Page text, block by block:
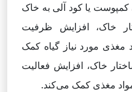
یا کود آلی به خاک
خاک، افزایش ظرفیت
مغذی مورد نیاز گیاه کمک
خاک، افزایش فعالیت
مغذی کمک می‌کند.